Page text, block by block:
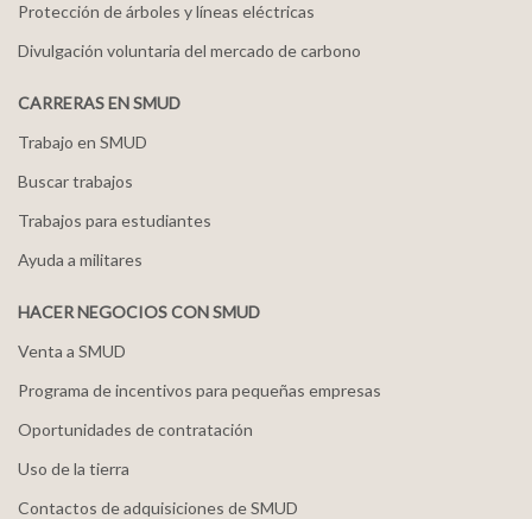
Protección de árboles y líneas eléctricas
Divulgación voluntaria del mercado de carbono
CARRERAS EN SMUD
Trabajo en SMUD
Buscar trabajos
Trabajos para estudiantes
Ayuda a militares
HACER NEGOCIOS CON SMUD
Venta a SMUD
Programa de incentivos para pequeñas empresas
Oportunidades de contratación
Uso de la tierra
Contactos de adquisiciones de SMUD